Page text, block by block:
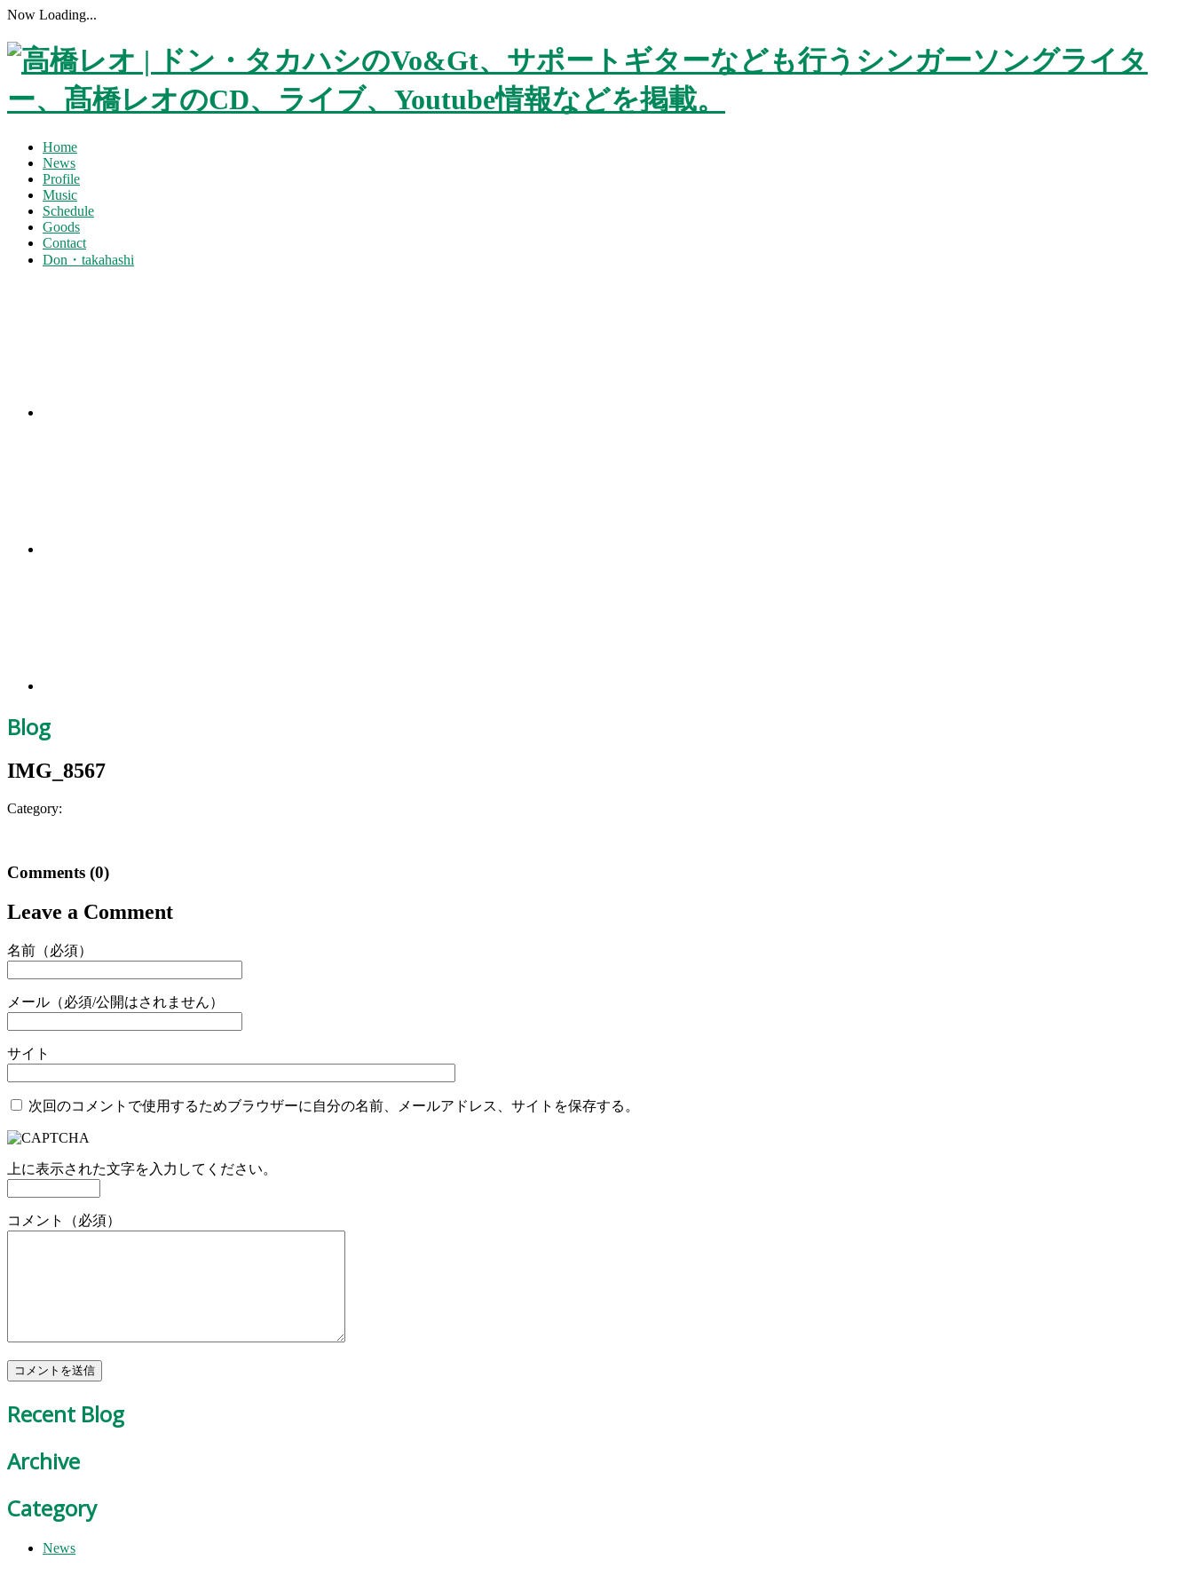
Now Loading...
Home
News
Profile
Music
Schedule
Goods
Contact
Don・takahashi
Blog
IMG_8567
Category:
Comments (0)
Leave a Comment
名前（必須）
メール（必須/公開はされません）
サイト
次回のコメントで使用するためブラウザーに自分の名前、メールアドレス、サイトを保存する。
上に表示された文字を入力してください。
コメント（必須）
Recent Blog
Archive
Category
News